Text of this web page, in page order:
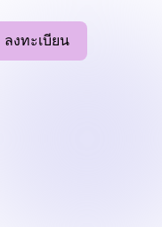
ลงทะเบียน